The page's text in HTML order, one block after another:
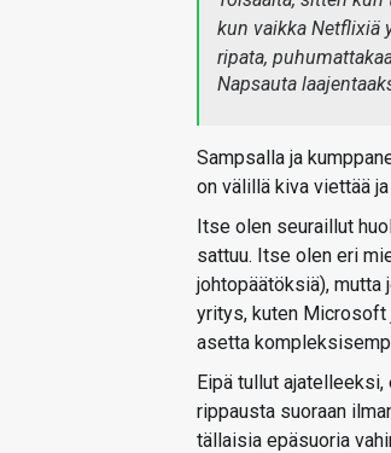
kun vaikka Netflixiä
ripata,
Napsauta
Sampsalla ja
on välillä kiva viettää
Itse olen seuraillut
sattuu. Itse olen eri
johtopäätöksiä), mutta
yritys, kuten Microsoft
asetta
Eipä tullut
rippausta suoraan
tällaisia epäsuoria